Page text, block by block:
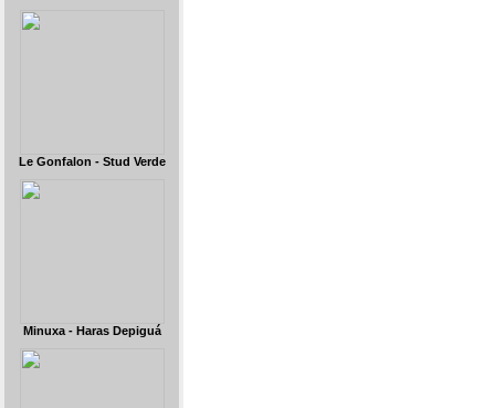
Le Gonfalon - Stud Verde
Minuxa - Haras Depiguá